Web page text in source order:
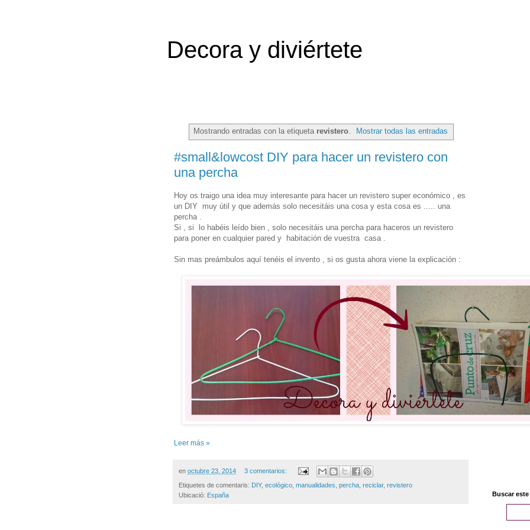
Decora y diviértete
Mostrando entradas con la etiqueta revistero. Mostrar todas las entradas
#small&lowcost DIY para hacer un revistero con
una percha
Hoy os traigo una idea muy interesante para hacer un revistero super económico , es
un DIY muy útil y que además solo necesitáis una cosa y esta cosa es ..... una
percha .
Si , si lo habéis leído bien , solo necesitáis una percha para haceros un revistero
para poner en cualquier pared y habitación de vuestra casa .
Sin mas preámbulos aquí tenéis el invento , si os gusta ahora viene la explicación :
Leer más »
en octubre 23, 2014 3 comentarios:
Etiquetes de comentaris: DIY, ecológico manualidades percha reciclar, revistero
Ubicació: España Buscar